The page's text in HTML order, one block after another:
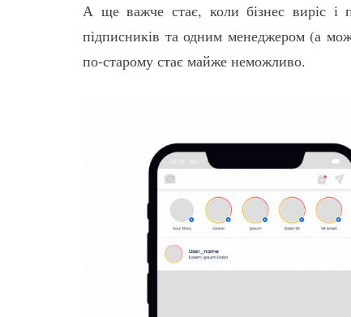
А ще важче стає, коли бізнес виріс і
підписників та одним менеджером (а
по-старому стає майже неможливо.